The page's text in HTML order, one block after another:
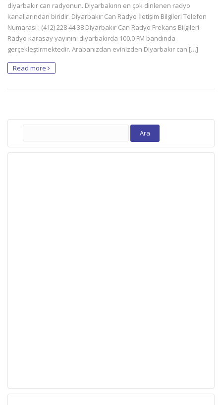
diyarbakır can radyonun. Diyarbakırın en çok dinlenen radyo
kanallarından biridir. Diyarbakır Can Radyo İletişim Bilgileri Telefon
Numarası : (412) 228 44 38 Diyarbakır Can Radyo Frekans Bilgileri
Radyo karasay yayınını diyarbakırda 100.0 FM bandında
gerçekleştirmektedir. Arabanızdan evinizden Diyarbakır can […]
Read more
Arama: